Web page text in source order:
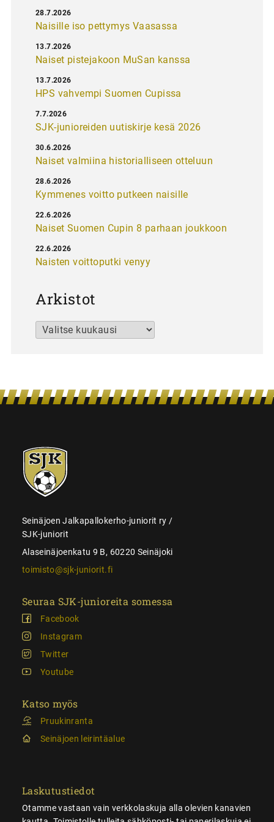
Naisille iso pettymys Vaasassa
28.7.2026
Naiset pistejakoon MuSan kanssa
13.7.2026
HPS vahvempi Suomen Cupissa
13.7.2026
SJK-junioreiden uutiskirje kesä 2026
7.7.2026
Naiset valmiina historialliseen otteluun
30.6.2026
Kymmenes voitto putkeen naisille
28.6.2026
Naiset Suomen Cupin 8 parhaan joukkoon
22.6.2026
Naisten voittoputki venyy
22.6.2026
Arkistot
Arkistot
SJK-
juniorit
Seinäjoen Jalkapallokerho-juniorit ry /
SJK-juniorit
Alaseinäjoenkatu 9 B, 60220 Seinäjoki
toimisto@sjk-juniorit.fi
Seuraa SJK-junioreita somessa
Facebook
Instagram
Twitter
Youtube
Katso myös
Pruukinranta
Seinäjoen leirintäalue
Laskutustiedot
Otamme vastaan vain verkkolaskuja alla olevien kanavien